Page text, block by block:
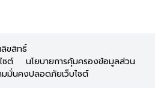
ขสิทธิ์
ซต์
นโยบายการคุ้มครองข้อมูลส่วน
มมั่นคงปลอดภัยเว็บไซต์